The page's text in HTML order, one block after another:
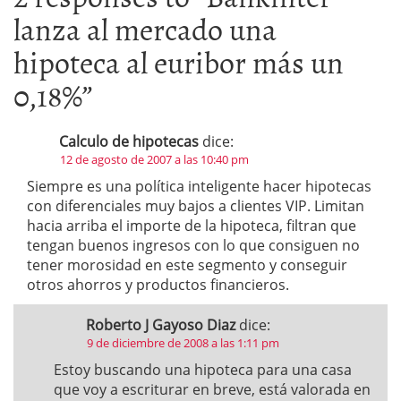
lanza al mercado una
hipoteca al euribor más un
0,18%”
Calculo de hipotecas dice:
12 de agosto de 2007 a las 10:40 pm
Siempre es una política inteligente hacer hipotecas
con diferenciales muy bajos a clientes VIP. Limitan
hacia arriba el importe de la hipoteca, filtran que
tengan buenos ingresos con lo que consiguen no
tener morosidad en este segmento y conseguir
otros ahorros y productos financieros.
Roberto J Gayoso Diaz dice:
9 de diciembre de 2008 a las 1:11 pm
Estoy buscando una hipoteca para una casa
que voy a escriturar en breve, está valorada en